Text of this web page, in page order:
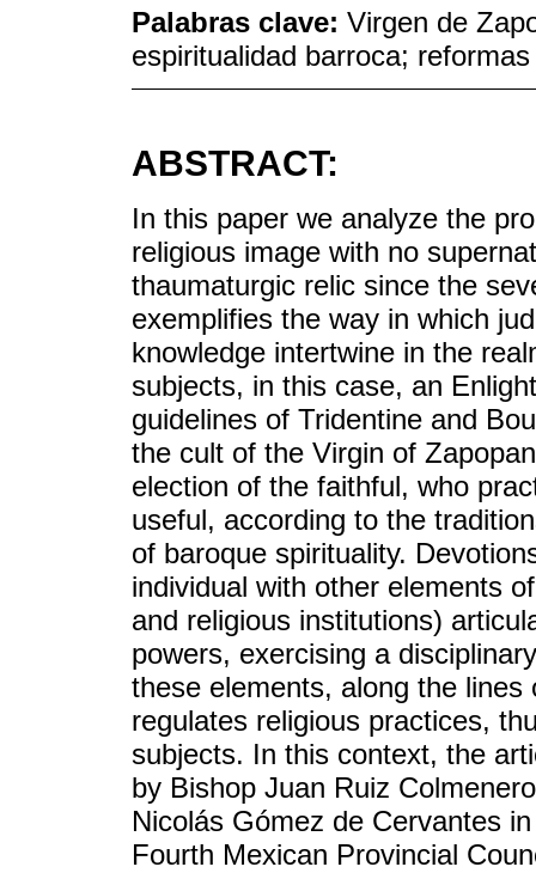
Palabras clave: Virgen de
espiritualidad barroca;
ABSTRACT:
In this paper we analyze the
religious image with no
thaumaturgic relic since the
exemplifies the way in which
knowledge intertwine in the
subjects, in this case, an
guidelines of Tridentine and
the cult of the Virgin of
election of the faithful, who
useful, according to the
of baroque spirituality.
individual with other elements
and religious institutions)
powers, exercising a
these elements, along the
regulates religious practices,
subjects. In this context, the
by Bishop Juan Ruiz
Nicolás Gómez de Cervantes
Fourth Mexican Provincial